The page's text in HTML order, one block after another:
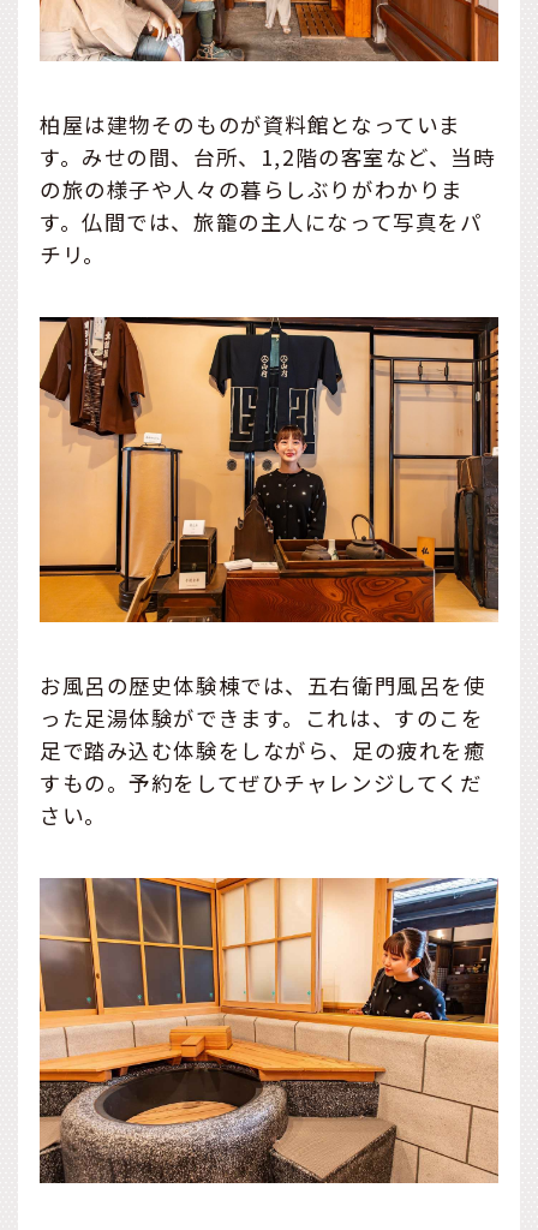
柏屋は建物そのものが資料館となっていま
す。みせの間、台所、1,2階の客室など、当時
の旅の様子や人々の暮らしぶりがわかりま
す。仏間では、旅籠の主人になって写真をパ
チリ。
お風呂の歴史体験棟では、五右衛門風呂を使
った足湯体験ができます。これは、すのこを
足で踏み込む体験をしながら、足の疲れを癒
すもの。予約をしてぜひチャレンジしてくだ
さい。